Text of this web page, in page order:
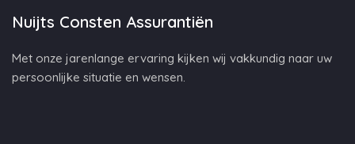
Nuijts Consten Assurantiën
Met onze jarenlange ervaring kijken wij vakkundig naar uw
persoonlijke situatie en wensen.